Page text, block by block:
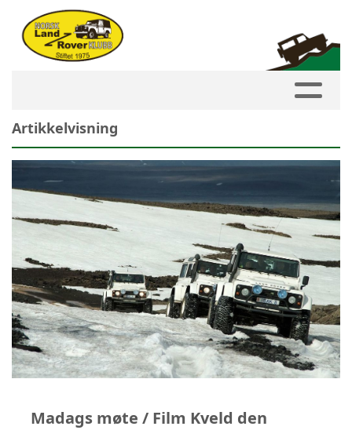
Artikkelvisning
Madags møte / Film Kveld den